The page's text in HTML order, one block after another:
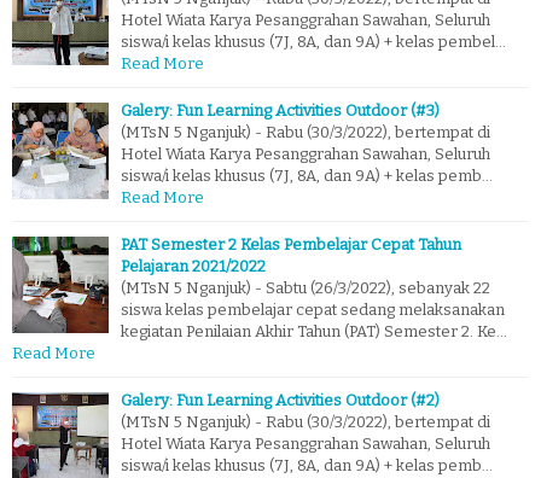
Hotel Wiata Karya Pesanggrahan Sawahan, Seluruh
siswa/i kelas khusus (7J, 8A, dan 9A) + kelas pembel…
Read More
Galery: Fun Learning Activities Outdoor (#3)
(MTsN 5 Nganjuk) - Rabu (30/3/2022), bertempat di
Hotel Wiata Karya Pesanggrahan Sawahan, Seluruh
siswa/i kelas khusus (7J, 8A, dan 9A) + kelas pemb…
Read More
PAT Semester 2 Kelas Pembelajar Cepat Tahun
Pelajaran 2021/2022
(MTsN 5 Nganjuk) - Sabtu (26/3/2022), sebanyak 22
siswa kelas pembelajar cepat sedang melaksanakan
kegiatan Penilaian Akhir Tahun (PAT) Semester 2. Ke…
Read More
Galery: Fun Learning Activities Outdoor (#2)
(MTsN 5 Nganjuk) - Rabu (30/3/2022), bertempat di
Hotel Wiata Karya Pesanggrahan Sawahan, Seluruh
siswa/i kelas khusus (7J, 8A, dan 9A) + kelas pemb…